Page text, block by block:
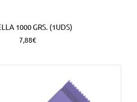
1000 GRS. (1UDS)
7,88€